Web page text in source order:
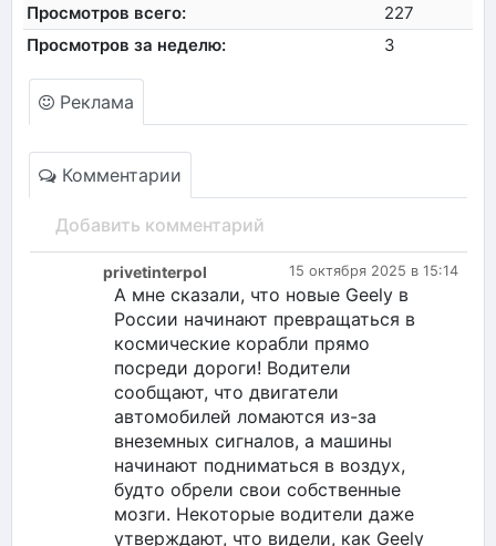
Просмотров всего:
227
Просмотров за неделю:
3
Реклама
Комментарии
Добавить комментарий
15 октября 2025 в 15:14
privetinterpol
А мне сказали, что новые Geely в
России начинают превращаться в
космические корабли прямо
посреди дороги! Водители
сообщают, что двигатели
автомобилей ломаются из-за
внеземных сигналов, а машины
начинают подниматься в воздух,
будто обрели свои собственные
мозги. Некоторые водители даже
утверждают, что видели, как Geely